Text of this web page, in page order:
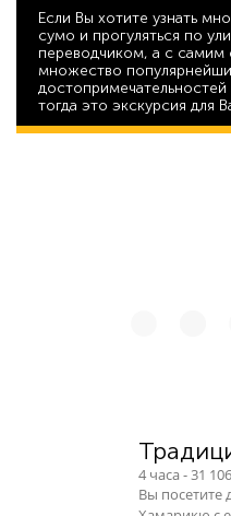
Если Вы хотите узнать
сумо и прогуляться по
переводчиком, а с самим
множество
достопримечательностей
тогда это экскурсия для
4 часа - 31 106
Вы посетите